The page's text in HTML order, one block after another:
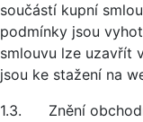
součástí kupní
podmínky jsou
smlouvu lze uzavřít
jsou ke stažení na
1.3. Znění